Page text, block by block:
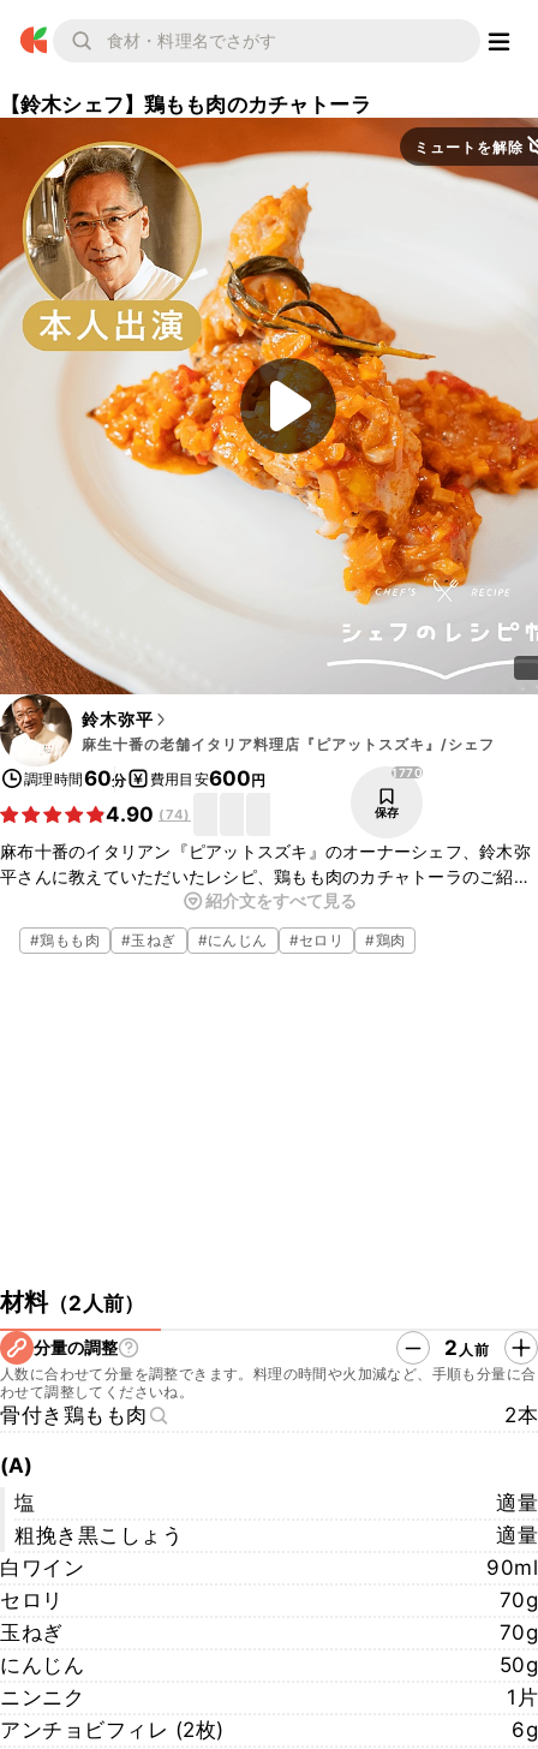
【鈴木シェフ】鶏もも肉のカチャトーラ
ミュートを解除
鈴木弥平
麻生十番の老舗イタリア料理店『ピアットスズキ』/シェフ
調理時間60分 費用目安600円
4.90 (74)
1770
保存
麻布十番のイタリアン『ピアットスズキ』のオーナーシェフ、鈴木弥
平さんに教えていただいたレシピ、鶏もも肉のカチャトーラのご紹介
です。香味野菜とやわらかく煮こんだ鶏もも肉の組み合わせがとても
おいしい一品です。ぜひ作ってみてくださいね。
▼クラシル公式SNSはこちら
・クラシルYouTube
https://www.youtube.com/watch?v=jzbpbpWeEOI
・クラシルTikTok
https://www.tiktok.com/@kurashiru.com
・クラシルInstagram
https://www.instagram.com/kurashiru/
・クラシルX
https://twitter.com/kurashiru0119
紹介文をすべて見る
#鶏もも肉 #玉ねぎ #にんじん #セロリ #鶏肉
材料（2人前）
分量の調整 2 人前
人数に合わせて分量を調整できます。料理の時間や火加減など、手順も分量に合
わせて調整してくださいね。
骨付き鶏もも肉 2本
(A)
塩
適量
粗挽き黒こしょう
適量
白ワイン
90ml
セロリ
70g
玉ねぎ
70g
にんじん
50g
ニンニク
1片
アンチョビフィレ (2枚)
6g